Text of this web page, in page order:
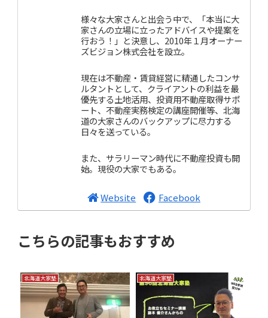
様々な大家さんと出会う中で、「本当に大
家さんの立場に立ったアドバイスや提案を
行おう！」と決意し、2010年１月オーナー
ズビジョン株式会社を設立。
現在は不動産・賃貸経営に精通したコンサ
ルタントとして、クライアントの利益を最
優先する土地活用、投資用不動産取得サポ
ート、不動産実務検定の講座開催等、北海
道の大家さんのバックアップに尽力する
日々を送っている。
また、サラリーマン時代に不動産投資も開
始。現役の大家でもある。
Website Facebook
こちらの記事もおすすめ
北海道大家塾 北海道大家塾